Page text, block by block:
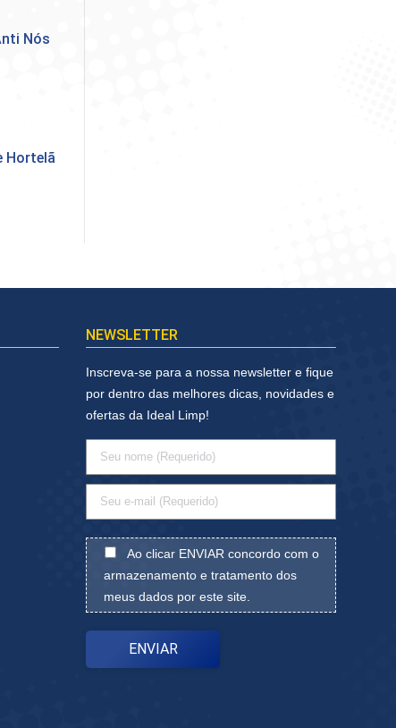
Nós
Hortelã
NEWSLETTER
Inscreva-se para a nossa newsletter e fique
por dentro das melhores dicas, novidades e
ofertas da Ideal Limp!
Ao clicar ENVIAR concordo com o
armazenamento e tratamento dos
meus dados por este site.